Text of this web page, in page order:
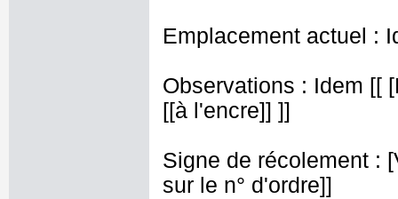
Emplacement actuel :
Observations : Idem [[
[[à l'encre]] ]]
Signe de récolement :
sur le n° d'ordre]]